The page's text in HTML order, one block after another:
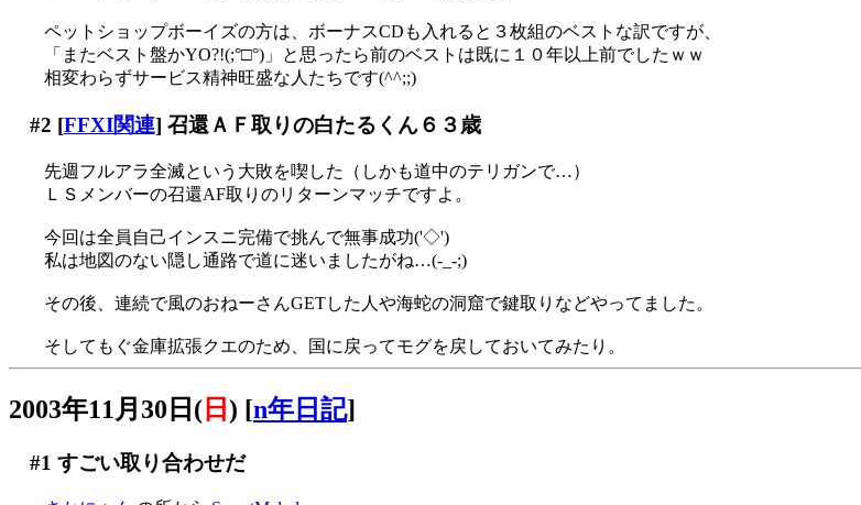
ペットショップボーイズの方は、ボーナスCDも入れると３枚組のベストな訳ですが、
「またベスト盤かYO?!(;°□°)」と思ったら前のベストは既に１０年以上前でしたｗｗ
相変わらずサービス精神旺盛な人たちです(^^;;)
#2 [FFXI関連] 召還ＡＦ取りの白たるくん６３歳
先週フルアラ全滅という大敗を喫した（しかも道中のテリガンで…）
ＬＳメンバーの召還AF取りのリターンマッチですよ。
今回は全員自己インスニ完備で挑んで無事成功('◇')ゞ
私は地図のない隠し通路で道に迷いましたがね…(-_-;)
その後、連続で風のおねーさんGETした人や海蛇の洞窟で鍵取りなどやってました。
そしてもぐ金庫拡張クエのため、国に戻ってモグを戻しておいてみたり。
2003年11月30日( 日 ) [n年日記]
#1 すごい取り合わせだ